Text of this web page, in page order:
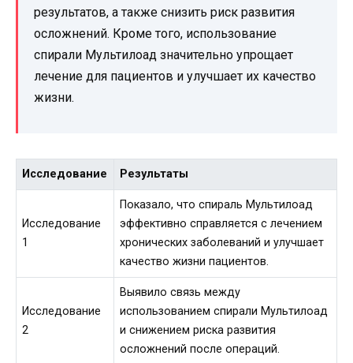
результатов, а также снизить риск развития
осложнений. Кроме того, использование
спирали Мультилоад значительно упрощает
лечение для пациентов и улучшает их качество
жизни.
Исследование Результаты
Исследование
1
Показало, что спираль Мультилоад
эффективно справляется с лечением
хронических заболеваний и улучшает
качество жизни пациентов.
Исследование
2
Выявило связь между
использованием спирали Мультилоад
и снижением риска развития
осложнений после операций.